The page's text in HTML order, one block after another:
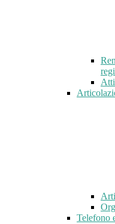
Telefono